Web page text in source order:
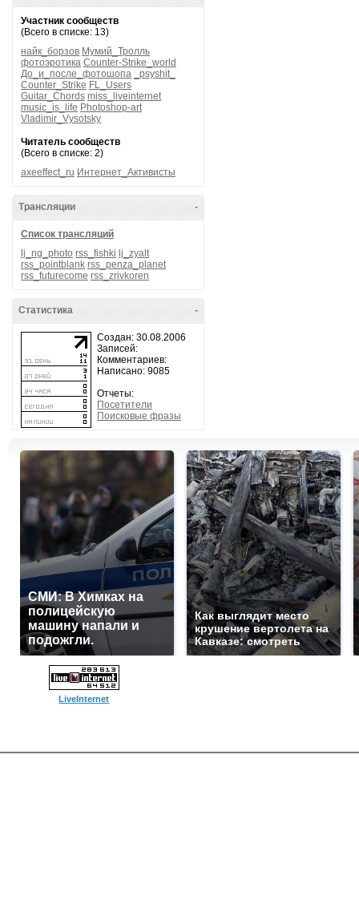
Участник сообществ
(Всего в списке: 13)
найк_борзов Мумий_Тролль
фотоэротика Counter-Strike_world
До_и_после_фотошопа
_psyshit_
Counter_Strike FL_Users
Guitar_Chords miss_liveinternet
music_is_life Photoshop-art
Vladimir_Vysotsky
Читатель сообществ
(Всего в списке: 2)
axeeffect_ru Интернет_Активисты
-
Трансляции
Список трансляций
lj_ng_photo rss_fishki lj_zyalt
rss_pointblank rss_penza_planet
rss_futurecome rss_zrivkoren
-
Статистика
Создан: 30.08.2006
Записей:
Комментариев:
Написано: 9085
Отчеты:
Посетители
Поисковые фразы
СМИ: В Химках на
полицейскую
машину напали и
подожгли.
Как выглядит место
крушение вертолета на
Кавказе: смотреть
LiveInternet